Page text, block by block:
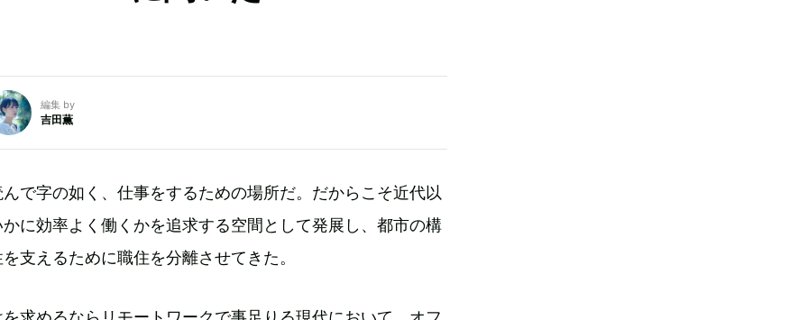
編集 by
吉田薫
で字の如く、仕事をするための場所だ。だからこそ近代以
に効率よく働くかを追求する空間として発展し、都市の構
支えるために職住を分離させてきた。